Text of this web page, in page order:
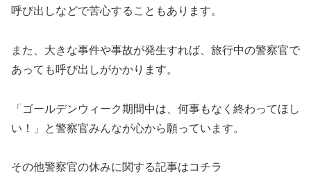
呼び出しなどで苦心することもあります。
また、大きな事件や事故が発生すれば、旅行中の警察官で
あっても呼び出しがかかります。
「ゴールデンウィーク期間中は、何事もなく終わってほし
い！」と警察官みんなが心から願っています。
その他警察官の休みに関する記事はコチラ